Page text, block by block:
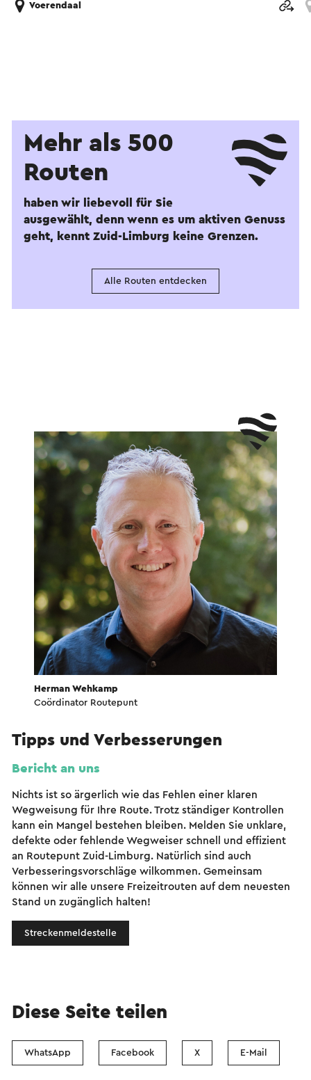
Voerendaal
Mehr als 500
Routen
haben wir liebevoll für Sie
ausgewählt, denn wenn es um aktiven Genuss
geht, kennt Zuid-Limburg keine Grenzen.
Alle Routen entdecken
Herman Wehkamp
Coördinator Routepunt
Tipps und Verbesserungen
Bericht an uns
Nichts ist so ärgerlich wie das Fehlen einer klaren
Wegweisung für Ihre Route. Trotz ständiger Kontrollen
kann ein Mangel bestehen bleiben. Melden Sie unklare,
defekte oder fehlende Wegweiser schnell und effizient
an Routepunt Zuid-Limburg. Natürlich sind auch
Verbesseringsvorschläge wilkommen. Gemeinsam
können wir alle unsere Freizeitrouten auf dem neuesten
Stand un zugänglich halten!
Streckenmeldestelle
Diese Seite teilen
WhatsApp Facebook X E-Mail